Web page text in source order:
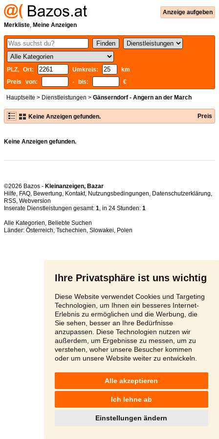
Ihre Privatsphäre ist uns wichtig
Diese Website verwendet Cookies und Targeting
Technologien, um Ihnen ein besseres Internet-
Erlebnis zu ermöglichen und die Werbung, die
Sie sehen, besser an Ihre Bedürfnisse
anzupassen. Diese Technologien nutzen wir
außerdem, um Ergebnisse zu messen, um zu
verstehen, woher unsere Besucher kommen
oder um unsere Website weiter zu entwickeln.
Alle akzeptieren
Ich lehne ab
Einstellungen ändern
Anzeige aufgeben
Merkliste, Meine Anzeigen
PLZ, Ort: Umkreis:
km
Preis von:
- bis: €
Hauptseite > Dienstleistungen > Gänserndorf - Angern an der March
Keine Anzeigen gefunden. Preis
Keine Anzeigen gefunden.
©2026 Bazos - Kleinanzeigen, Bazar
Hilfe, FAQ, Bewertung, Kontakt, Nutzungsbedingungen, Datenschutzerklärung,
RSS,
Inserate Dienstleistungen gesamt: 1, in 24 Stunden: 1
Alle Kategorien, Beliebte Suchen
Länder: Österreich, Tschechien, Slowakei, Polen